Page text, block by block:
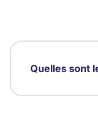
Quelles sont